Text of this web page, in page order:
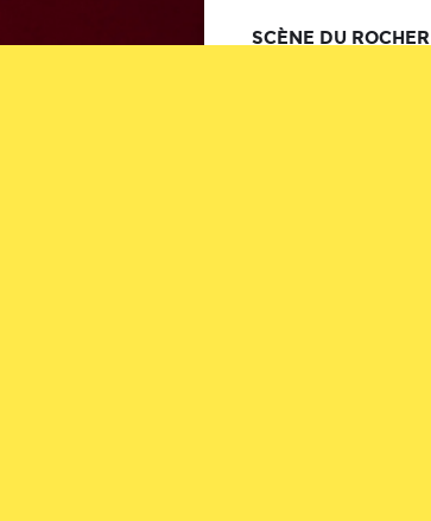
SCÈNE DU ROCHER